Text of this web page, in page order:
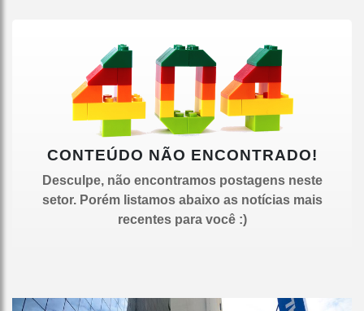
CONTEÚDO NÃO ENCONTRADO!
Desculpe, não encontramos postagens neste
setor. Porém listamos abaixo as notícias mais
recentes para você :)